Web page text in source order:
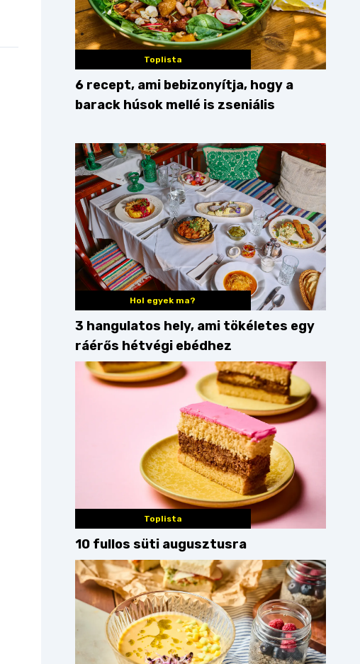
Toplista
6 recept, ami bebizonyítja, hogy a
barack húsok mellé is zseniális
Hol egyek ma?
3 hangulatos hely, ami tökéletes egy
ráérős hétvégi ebédhez
Toplista
10 fullos süti augusztusra